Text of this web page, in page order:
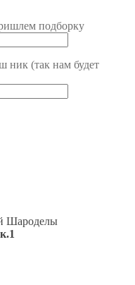
подборку
ник (так нам будет
Шароделы